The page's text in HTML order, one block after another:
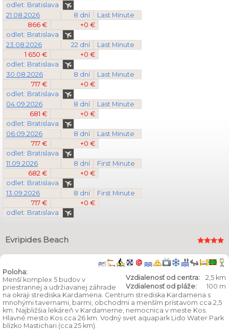
odlet: Bratislava
21.08.2026
8 dní
Last Minute
866 €
+0 €
odlet: Bratislava
23.08.2026
22 dní
Last Minute
1 650 €
+0 €
odlet: Bratislava
30.08.2026
8 dní
Last Minute
717 €
+0 €
odlet: Bratislava
04.09.2026
8 dní
Last Minute
681 €
+0 €
odlet: Bratislava
06.09.2026
8 dní
Last Minute
717 €
+0 €
odlet: Bratislava
11.09.2026
8 dní
First Minute
682 €
+0 €
odlet: Bratislava
13.09.2026
8 dní
First Minute
717 €
+0 €
odlet: Bratislava
Evripides Beach
Vzdialenosť od centra:
2,5 km
Vzdialenosť od pláže:
100 m
Poloha:
Menší komplex 5 budov v
priestrannej a udržiavanej záhrade
na okraji strediska Kardamena. Centrum strediska Kardamena s
mnohými tavernami, barmi, obchodmi a menším prístavom cca 2,5
km. Najbližšia lekáreň v Kardamerne, nemocnica v meste Kos.
Hlavné mesto Kos cca 26 km. Vodný svet aquapark Lido Water Park
blízko Mastichari (cca 25 km).